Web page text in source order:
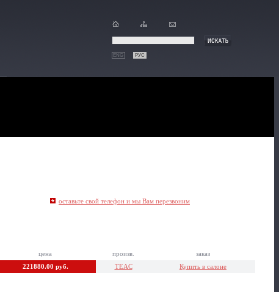
ENG РУС
оставьте свой телефон и мы Вам перезвоним
цена произв.
заказ
221880.00 руб. TEAC Купить в салоне